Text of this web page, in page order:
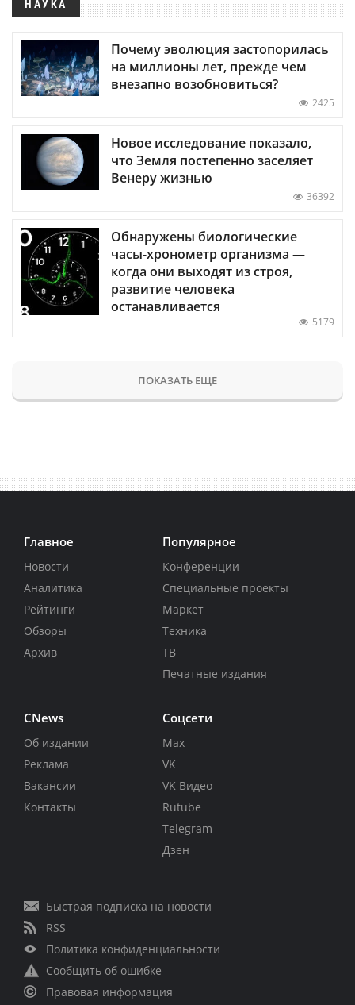
НАУКА
Почему эволюция застопорилась
на миллионы лет, прежде чем
внезапно возобновиться?
2425
Новое исследование показало,
что Земля постепенно заселяет
Венеру жизнью
36392
Обнаружены биологические
часы-хронометр организма —
когда они выходят из строя,
развитие человека
останавливается
5179
ПОКАЗАТЬ ЕЩЕ
Главное
Новости
Аналитика
Рейтинги
Обзоры
Архив
Популярное
Конференции
Специальные проекты
Маркет
Техника
ТВ
Печатные издания
CNews
Об издании
Реклама
Вакансии
Контакты
Соцсети
Max
VK
VK Видео
Rutube
Telegram
Дзен
Быстрая подписка на новости
RSS
Политика конфиденциальности
Сообщить об ошибке
Правовая информация